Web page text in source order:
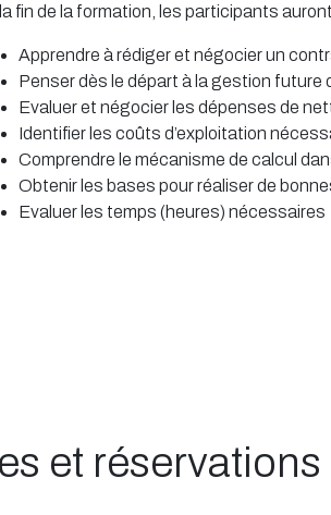
fin de la formation, les participants
Apprendre à rédiger et négocier un
Penser dès le départ à la gestion future
Evaluer et négocier les dépenses de
Identifier les coûts d’exploitation
Comprendre le mécanisme de calcul
Obtenir les bases pour réaliser de
Evaluer les temps (heures) nécessaires
et réservations